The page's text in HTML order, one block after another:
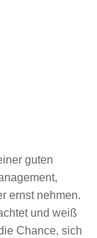
guten
ernst nehmen.
und weiß
Chance, sich